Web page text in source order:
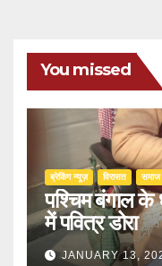
You missed
ब्रेकिंग न्यूज़ ‍‍विरासत समाज
पश्चिम बंगाल के
में पवित्र डोरा
JANUARY 13,